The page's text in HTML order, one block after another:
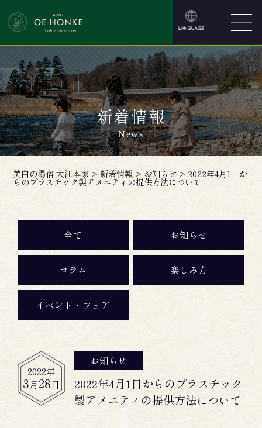
新着情報
News
美白の湯宿 大江本家 > 新着情報 > お知らせ > 2022年4月1日か
らのプラスチック製アメニティの提供方法について
全て お知らせ
コラム 楽しみ方
イベント・フェア
2022年
3月28日
お知らせ
2022年4月1日からのプラスチック
製アメニティの提供方法について